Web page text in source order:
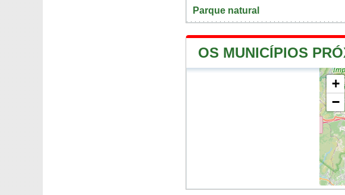
Parque natural
OS MUNICÍPIOS
+
−